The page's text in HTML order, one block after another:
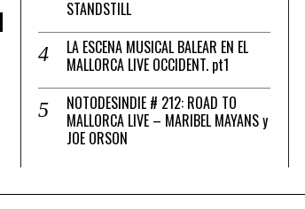
STANDSTILL
LA ESCENA MUSICAL BALEAR EN EL
MALLORCA LIVE OCCIDENT. pt1
NOTODESINDIE # 212: ROAD TO
MALLORCA LIVE – MARIBEL MAYANS y
JOE ORSON